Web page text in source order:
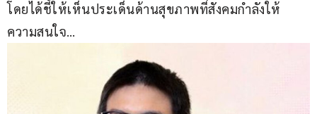
โดยได้ชี้ให้เห็นประเด็นด้านสุขภาพที่สังคมกำลังให้
ความสนใจ…